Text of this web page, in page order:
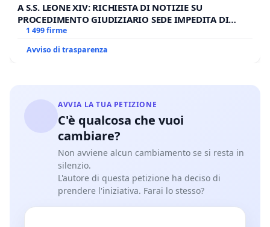
A S.S. LEONE XIV: RICHIESTA DI NOTIZIE SU
PROCEDIMENTO GIUDIZIARIO SEDE IMPEDITA DI
BENEDETTO XVI
1 499 firme
Avviso di trasparenza
AVVIA LA TUA PETIZIONE
C'è qualcosa che vuoi
cambiare?
Non avviene alcun cambiamento se si resta in
silenzio.
L'autore di questa petizione ha deciso di
prendere l'iniziativa. Farai lo stesso?